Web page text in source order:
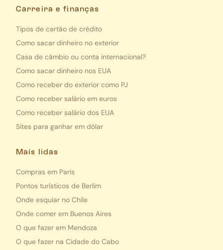
Carreira e finanças
Tipos de cartão de crédito
Como sacar dinheiro no exterior
Casa de câmbio ou conta internacional?
Como sacar dinheiro nos EUA
Como receber do exterior como PJ
Como receber salário em euros
Como receber salário dos EUA
Sites para ganhar em dólar
Mais lidas
Compras em Paris
Pontos turísticos de Berlim
Onde esquiar no Chile
Onde comer em Buenos Aires
O que fazer em Mendoza
O que fazer na Cidade do Cabo